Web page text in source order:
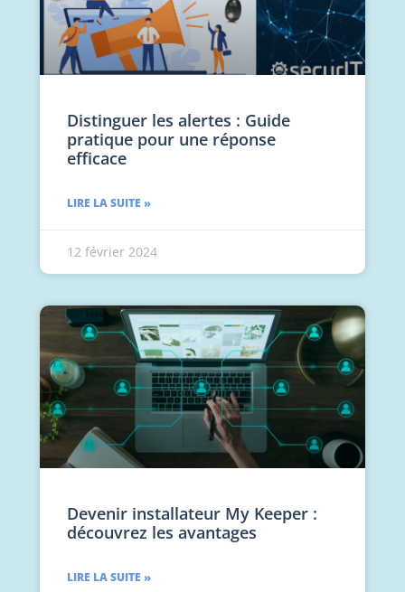
Distinguer les alertes : Guide
pratique pour une réponse
efficace
LIRE LA SUITE »
12 février 2024
Devenir installateur My Keeper :
découvrez les avantages
LIRE LA SUITE »